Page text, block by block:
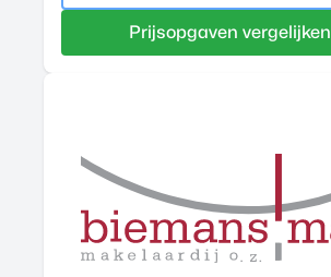
Prijsopgaven vergelijken